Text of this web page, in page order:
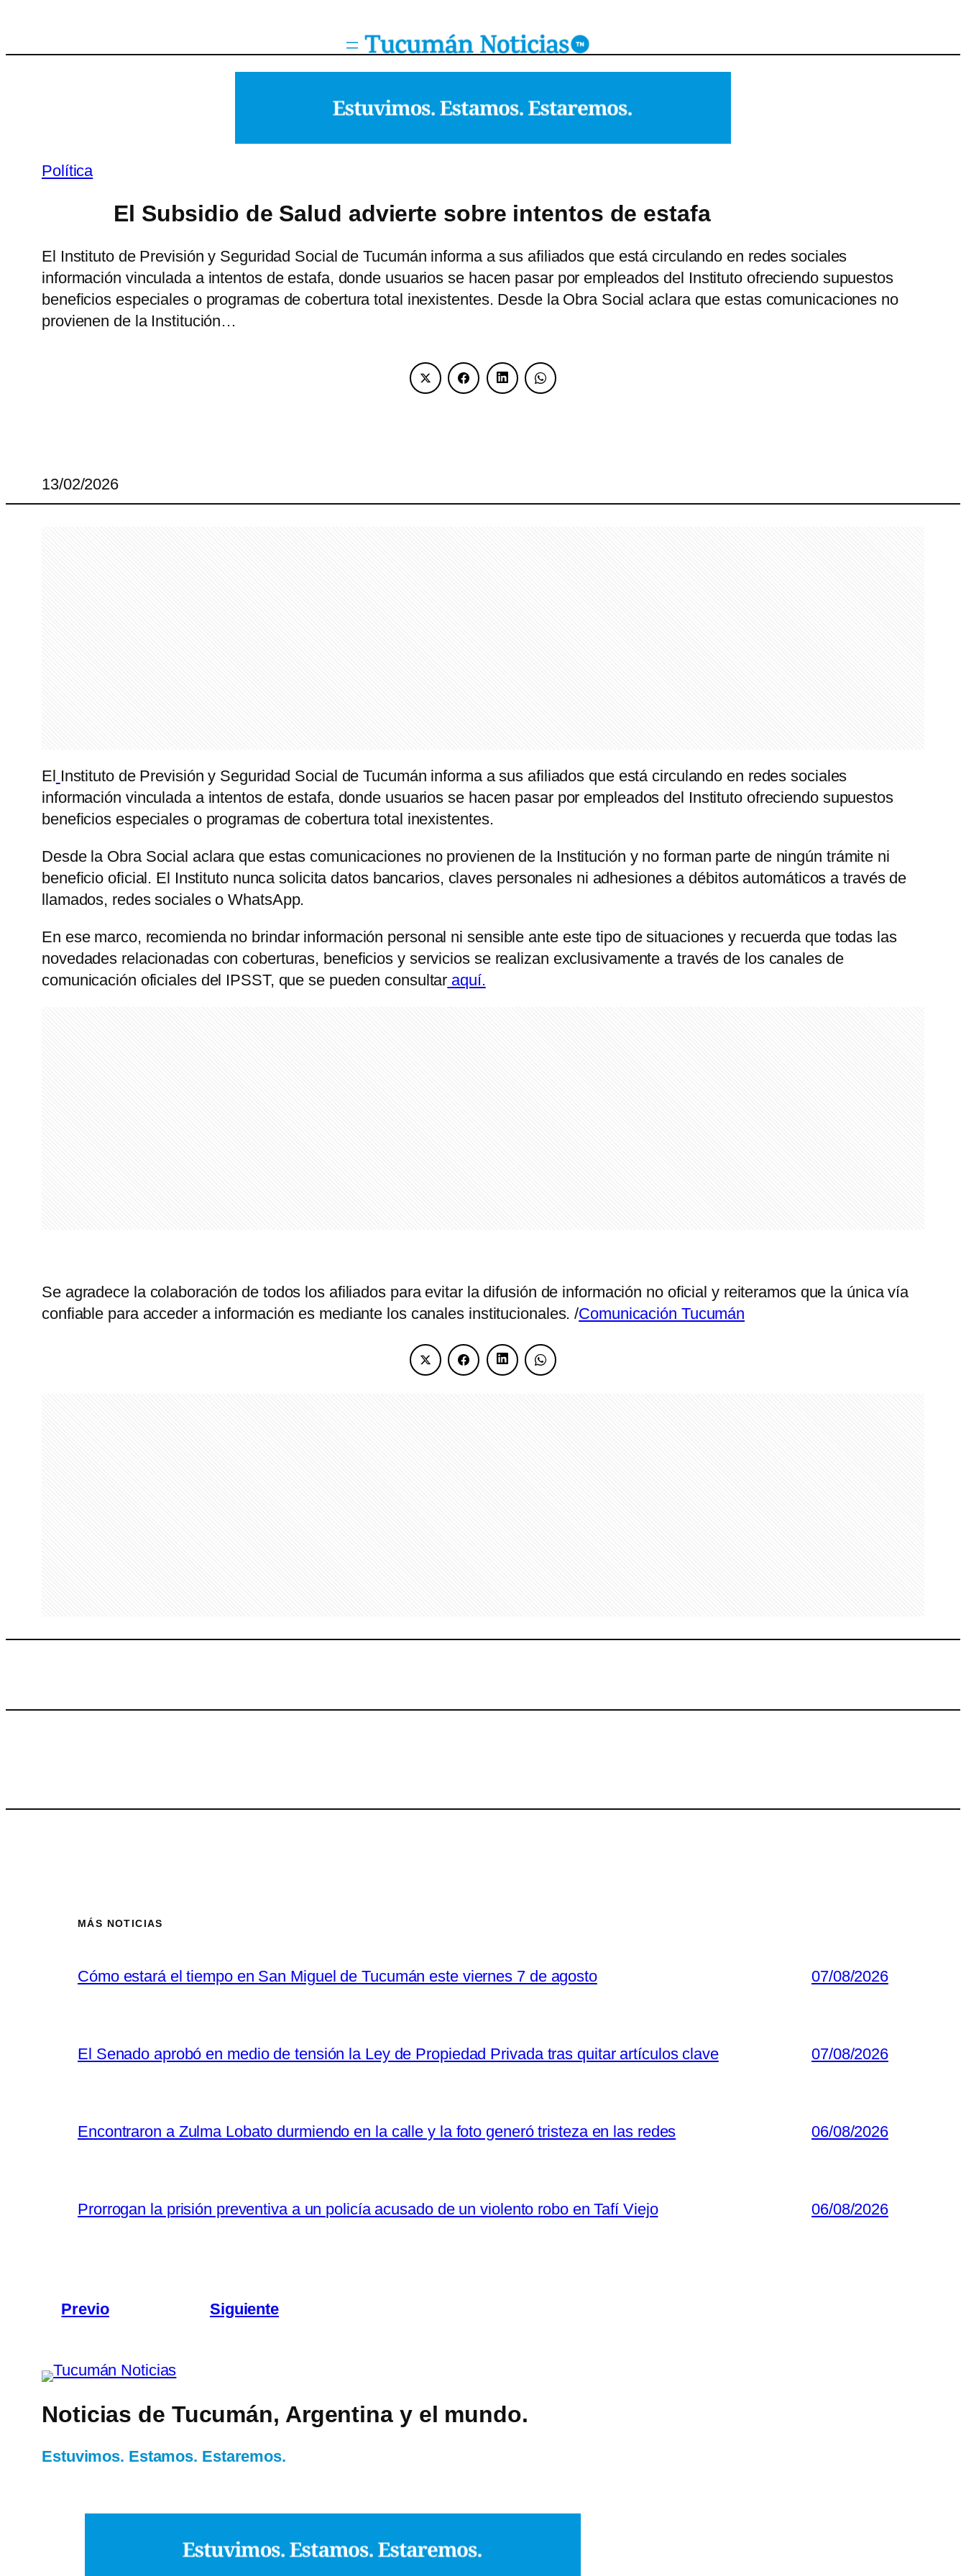
Política
El Subsidio de Salud advierte sobre intentos de estafa
El Instituto de Previsión y Seguridad Social de Tucumán informa a sus afiliados que está circulando en redes sociales
información vinculada a intentos de estafa, donde usuarios se hacen pasar por empleados del Instituto ofreciendo supuestos
beneficios especiales o programas de cobertura total inexistentes. Desde la Obra Social aclara que estas comunicaciones no
provienen de la Institución…
13/02/2026
El Instituto de Previsión y Seguridad Social de Tucumán informa a sus afiliados que está circulando en redes sociales
información vinculada a intentos de estafa, donde usuarios se hacen pasar por empleados del Instituto ofreciendo supuestos
beneficios especiales o programas de cobertura total inexistentes.
Desde la Obra Social aclara que estas comunicaciones no provienen de la Institución y no forman parte de ningún trámite ni
beneficio oficial. El Instituto nunca solicita datos bancarios, claves personales ni adhesiones a débitos automáticos a través de
llamados, redes sociales o WhatsApp.
En ese marco, recomienda no brindar información personal ni sensible ante este tipo de situaciones y recuerda que todas las
novedades relacionadas con coberturas, beneficios y servicios se realizan exclusivamente a través de los canales de
comunicación oficiales del IPSST, que se pueden consultar aquí.
Se agradece la colaboración de todos los afiliados para evitar la difusión de información no oficial y reiteramos que la única vía
confiable para acceder a información es mediante los canales institucionales. /Comunicación Tucumán
MÁS NOTICIAS
Cómo estará el tiempo en San Miguel de Tucumán este viernes 7 de agosto 07/08/2026
El Senado aprobó en medio de tensión la Ley de Propiedad Privada tras quitar artículos clave 07/08/2026
Encontraron a Zulma Lobato durmiendo en la calle y la foto generó tristeza en las redes 06/08/2026
Prorrogan la prisión preventiva a un policía acusado de un violento robo en Tafí Viejo 06/08/2026
Previo Siguiente
Noticias de Tucumán, Argentina y el mundo.
Estuvimos. Estamos. Estaremos.